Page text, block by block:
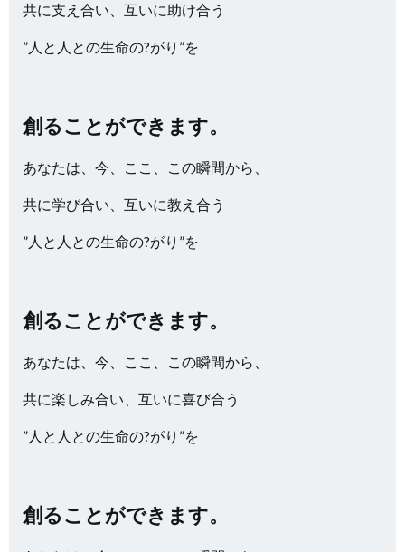
共に支え合い、互いに助け合う
”人と人との生命の?がり”を
創ることができます。
あなたは、今、ここ、この瞬間から、
共に学び合い、互いに教え合う
”人と人との生命の?がり”を
創ることができます。
あなたは、今、ここ、この瞬間から、
共に楽しみ合い、互いに喜び合う
”人と人との生命の?がり”を
創ることができます。